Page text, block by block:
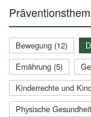
Bewegung (12)
Ernährung (5)
Kinderrechte und
Physische